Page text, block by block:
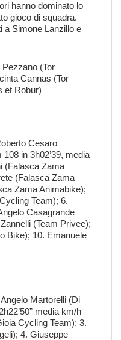
hanno dominato lo
gioco di squadra.
a Simone Lanzillo e
Pezzano (Tor
Cannas (Tor
et Robur)
Cesaro
in 3h02’39, media
(Falasca Zama
(Falasca Zama
Zama Animabike);
Team); 6.
Casagrande
(Team Privee);
Bike); 10. Emanuele
Martorelli (Di
media km/h
Cycling Team); 3.
4. Giuseppe